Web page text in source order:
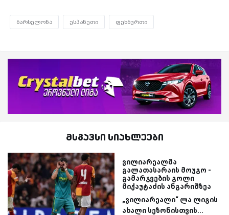
ბარსელონა ესპანეთი ფეხბურთი
მსგავსი სიახლეები
ვილიარეალმა
გალათასარაის მოუგო -
გამარჯვების გოლი
მიქაუტაძის ანგარიშზეა
„ვილიარეალი“ ლა ლიგის
ახალი სეზონისთვის...